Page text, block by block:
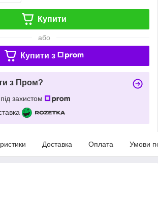
Купити
або
Купити з
з Пром?
захистом
Доставка Оплата Умови